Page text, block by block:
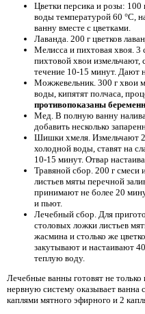
Цветки персика и розы: 100
воды температурой 60 °С,
ванну вместе с цветками.
Лаванда. 200 г цветков
Мелисса и пихтовая хвоя.
пихтовой хвои
течение 10-15 минут. Дают
Можжевельник. 300 г хвои
воды, кипятят полчаса,
противопоказаны
Мед. В полную ванну
добавить несколько
Шишки хмеля. Измельчают
холодной воды, ставят на
10-15 минут. Отвар
Травяной сбор. 200 г смеси
листьев мяты перечной
принимают не более 20
и пьют.
Лечебный сбор. Для
столовых ложки листьев
жасмина и столько же
закутывают и настаивают
теплую воду.
Лечебные ванны готовят не только
нервную систему оказывает
каплями мятного эфирного и 2